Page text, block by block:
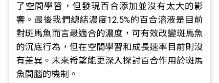
了空間學習，但發現百合添加並沒有太大的影
響。最後我們總結濃度12.5%的百合溶液是目前
對斑馬魚而言最適合的濃度，可有效改變斑馬魚
的沉底行為，但在空間學習和成長速率目前則沒
有差異。未來希望能更深入探討百合作用於斑馬
魚間腦的機制。